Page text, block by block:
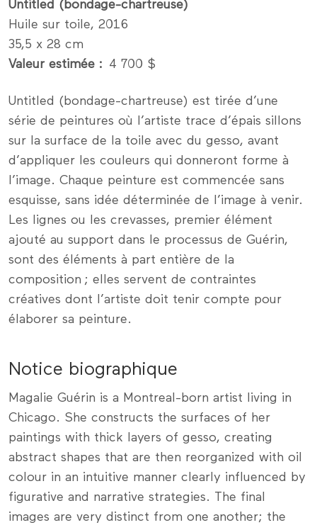
Untitled (bondage-chartreuse)
Huile sur toile, 2016
35,5 x 28 cm
Valeur estimée
4 700 $
Untitled (bondage-chartreuse) est tirée d’une
série de peintures où l’artiste trace d’épais sillons
sur la surface de la toile avec du gesso, avant
d’appliquer les couleurs qui donneront forme à
l’image. Chaque peinture est commencée sans
esquisse, sans idée déterminée de l’image à venir.
Les lignes ou les crevasses, premier élément
ajouté au support dans le processus de Guérin,
sont des éléments à part entière de la
composition ; elles servent de contraintes
créatives dont l’artiste doit tenir compte pour
élaborer sa peinture.
Notice biographique
Magalie Guérin is a Montreal-born artist living in
Chicago. She constructs the surfaces of her
paintings with thick layers of gesso, creating
abstract shapes that are then reorganized with oil
colour in an intuitive manner clearly influenced by
figurative and narrative strategies. The final
images are very distinct from one another; the